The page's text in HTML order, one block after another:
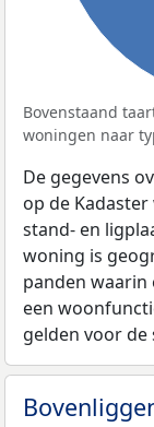
Bovenstaand
woningen naar
De gegevens
op de
stand- en
woning is
panden waarin
een
gelden voor de